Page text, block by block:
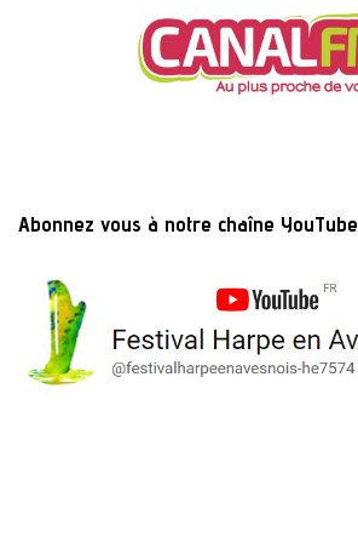
Abonnez vous à notre chaîne YouTube